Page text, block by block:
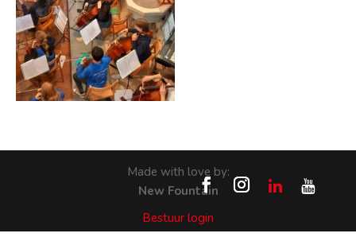
Made with love by:
New Fountain
Bestuur login